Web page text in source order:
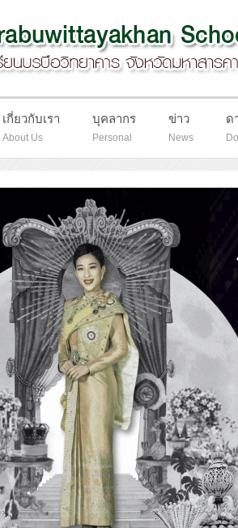
เกี่ยวกับเรา
About Us
บุคลากร
Personal
ข่าว
News
ด